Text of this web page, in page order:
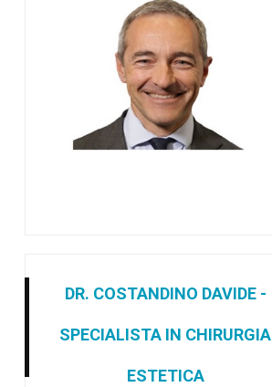
DR. COSTANDINO DAVIDE -
SPECIALISTA IN CHIRURGIA
ESTETICA